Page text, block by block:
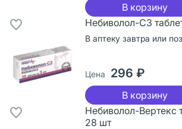
В корзину
Небиволол-СЗ
В аптеку завтра или
Цена 296 ₽
В корзину
Небиволол-Вертекс
28 шт